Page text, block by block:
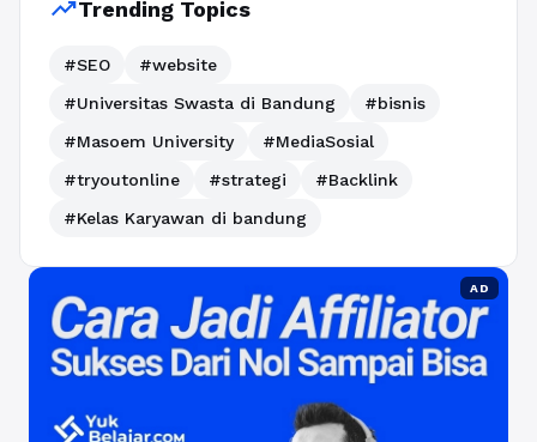
trending_upTrending Topics
#SEO
#website
#Universitas Swasta di Bandung
#bisnis
#Masoem University
#MediaSosial
#tryoutonline
#strategi
#Backlink
#Kelas Karyawan di bandung
AD